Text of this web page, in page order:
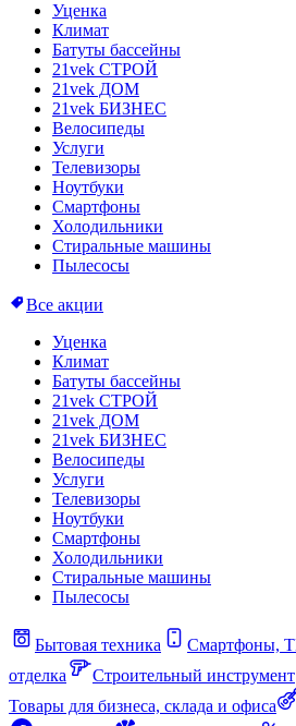
Уценка
Климат
Батуты бассейны
21vek СТРОЙ
21vek ДОМ
21vek БИЗНЕС
Велосипеды
Услуги
Телевизоры
Ноутбуки
Смартфоны
Холодильники
Стиральные машины
Пылесосы
Все акции
Уценка
Климат
Батуты бассейны
21vek СТРОЙ
21vek ДОМ
21vek БИЗНЕС
Велосипеды
Услуги
Телевизоры
Ноутбуки
Смартфоны
Холодильники
Стиральные машины
Пылесосы
Бытовая техника Смартфоны,
отделка
Строительный инструмент
Товары для бизнеса, склада и офиса